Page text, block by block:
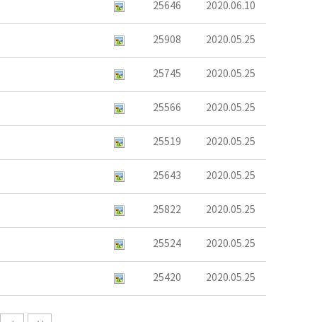
25646 2020.06.10
25908 2020.05.25
25745 2020.05.25
25566 2020.05.25
25519 2020.05.25
25643 2020.05.25
25822 2020.05.25
25524 2020.05.25
25420 2020.05.25